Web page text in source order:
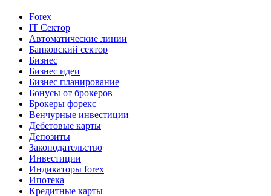
Forex
IT Сектор
Автоматические линии
Банковский сектор
Бизнес
Бизнес идеи
Бизнес планирование
Бонусы от брокеров
Брокеры форекс
Венчурные инвестиции
Дебетовые карты
Депозиты
Законодательство
Инвестиции
Индикаторы forex
Ипотека
Кредитные карты